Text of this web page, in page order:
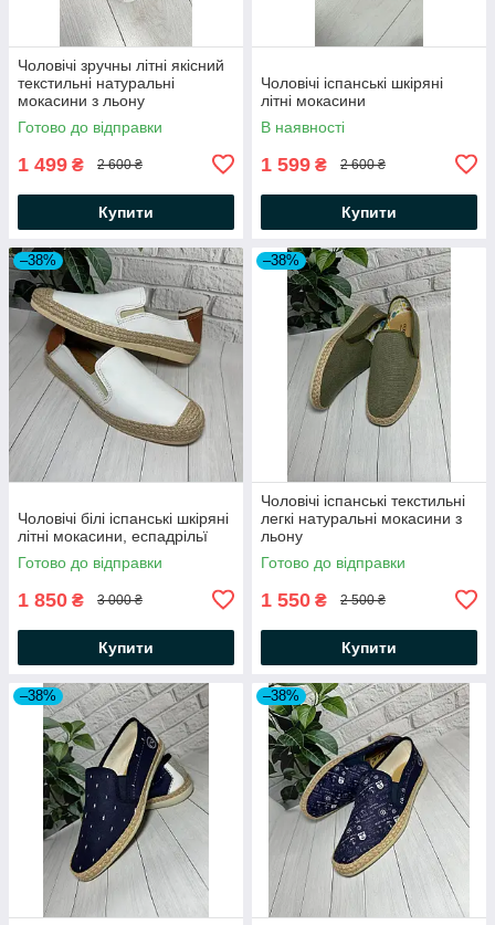
Чоловічі зручны літні якісний
текстильні натуральні
мокасини з льону
Готово до відправки
1 499 ₴ 2 600 ₴
Купити
Чоловічі іспанські шкіряні
літні мокасини
В наявності
1 599 ₴ 2 600 ₴
Купити
–38%
Чоловічі білі іспанські шкіряні
літні мокасини, еспадрільї
Готово до відправки
1 850 ₴ 3 000 ₴
Купити
–38%
Чоловічі іспанські текстильні
легкі натуральні мокасини з
льону
Готово до відправки
1 550 ₴ 2 500 ₴
Купити
–38% –38%